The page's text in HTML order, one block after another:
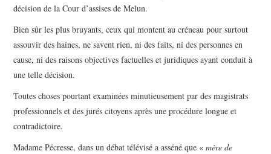
décision de la Cour d’assises de Melun.
Bien sûr les plus bruyants, ceux qui montent au créneau pour surtout
assouvir des haines, ne savent rien, ni des faits, ni des personnes en
cause, ni des raisons objectives factuelles et juridiques ayant conduit à
une telle décision.
Toutes choses pourtant examinées minutieusement par des magistrats
professionnels et des jurés citoyens après une procédure longue et
contradictoire.
Madame Pécresse, dans un débat télévisé a asséné que «mère de